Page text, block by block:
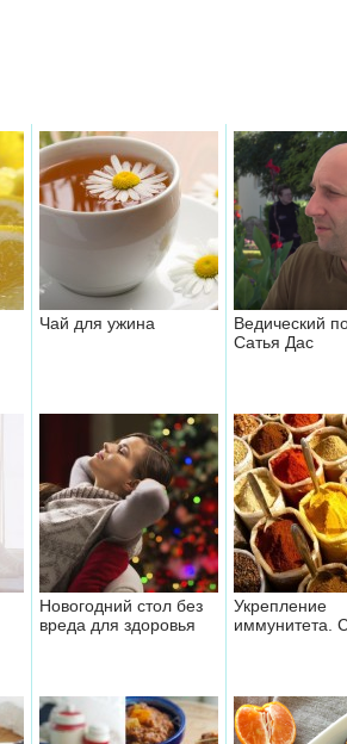
Чай для ужина
Ведический
Сатья Дас
Новогодний стол без
вреда для здоровья
Укрепление
иммунитета.